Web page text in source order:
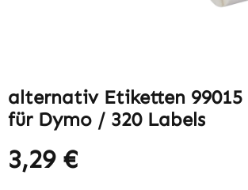
alternativ Etiketten 99015
für Dymo / 320 Labels
Regulärer Preis:
3,29 €